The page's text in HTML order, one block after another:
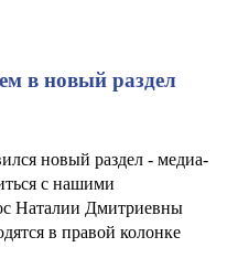
в новый раздел
новый раздел - медиа-
с нашими
Наталии Дмитриевны
в правой колонке